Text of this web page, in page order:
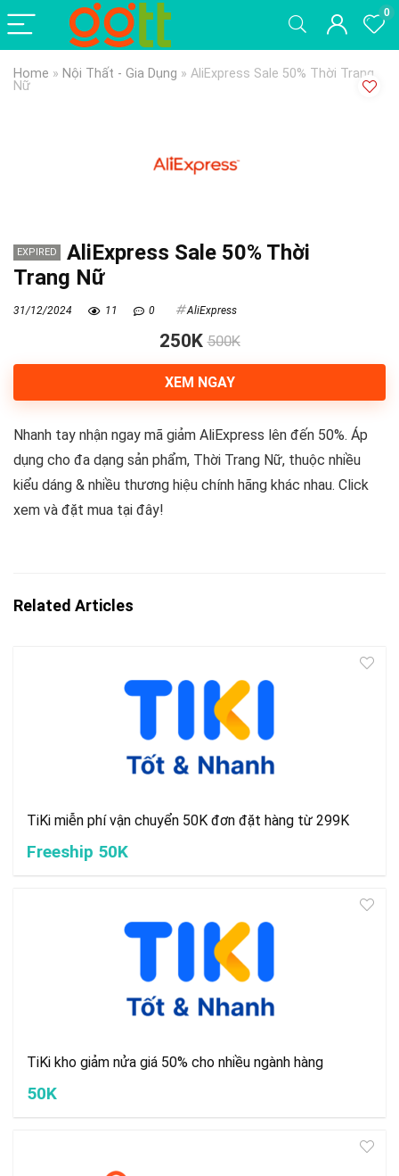
0
Home » Nội Thất - Gia Dụng » AliExpress Sale 50% Thời Trang
Nữ
EXPIRED
AliExpress Sale 50% Thời
Trang Nữ
31/12/2024 11 0 AliExpress
250K 500K
XEM NGAY
Nhanh tay nhận ngay mã giảm AliExpress lên đến 50%. Áp
dụng cho đa dạng sản phẩm, Thời Trang Nữ, thuộc nhiều
kiểu dáng & nhiều thương hiệu chính hãng khác nhau. Click
xem và đặt mua tại đây!
Related Articles
TiKi miễn phí vận chuyển 50K đơn đặt hàng từ 299K
Freeship 50K
TiKi kho giảm nửa giá 50% cho nhiều ngành hàng
50K